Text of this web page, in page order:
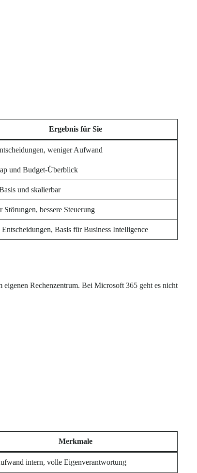
Ergebnis für Sie
weniger Aufwand
und Budget-Überblick
und skalierbar
Störungen, bessere Steuerung
Entscheidungen, Basis für Business Intelligence
Rechenzentrum. Bei Microsoft 365 geht es nicht
Merkmale
intern, volle Eigenverantwortung